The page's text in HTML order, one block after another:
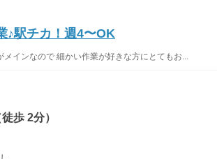
駅チカ！週4〜OK
インなので 細かい作業が好きな方にとてもお...
歩 2分）